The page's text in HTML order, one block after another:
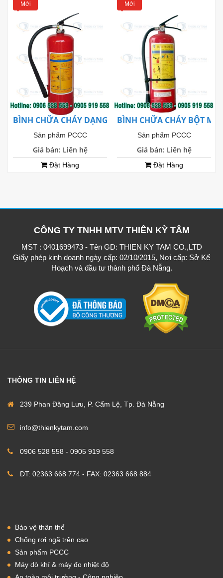
Mới
BÌNH CHỮA CHÁY DẠNG BỘT MFZ4 BC
Sản phẩm PCCC
Giá bán: Liên hệ
Đặt Hàng
Mới
BÌNH CHỮA CHÁY BỘT
Sản phẩm PCCC
Giá bán: Liên hệ
Đặt Hàng
CÔNG TY TNHH MTV THIÊN KỲ TÂM
MST : 0401699473 - Tên GD: THIEN KY TAM CO.,LTD
Giấy phép kinh doanh ngày cấp: 02/10/2015, Nơi cấp: Sở Kế
Hoạch và đầu tư thành phố Đà Nẵng.
THÔNG TIN LIÊN HỆ
239 Phan Đăng Lưu, P. Cẩm Lệ, Tp. Đà Nẵng
info@thienkytam.com
0906 528 558 - 0905 919 558
DT: 02363 668 774 - FAX: 02363 668 884
Bảo vệ thân thể
Chống rơi ngã trên cao
Sản phẩm PCCC
Máy dò khí & máy đo nhiệt độ